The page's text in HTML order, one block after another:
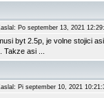
Po september 13, 2021
byt 2.5p, je volne stojici
asi ...
Pi september 10, 2021